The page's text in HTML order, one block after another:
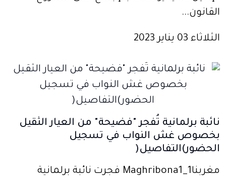
القانون...
الثلاثاء 03 يناير 2023
نائبة برلمانية تُفجر "فضيحة" من العيار الثقيل
بخصوص غش النواب في تسجيل
الحضور)التفاصيل(
مغربنا1_Maghribona1 فجرت نائبة برلمانية